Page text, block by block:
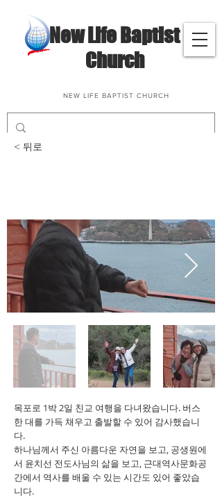
​New Life Baptist
Church
NEW LIFE BAPTIST CHURCH
< 뒤로
목포로 1박 2일 친교 여행을 다녀왔습니다. 버스
한 대를 가득 채우고 출발할 수 있어 감사했습니
다.
하나님께서 주신 아름다운 자연을 보고, 공생원에
서 윤치선 전도사님의 삶을 보고, 근대역사문화공
간에서 역사를 배울 수 있는 시간도 있어 좋았습
니다.